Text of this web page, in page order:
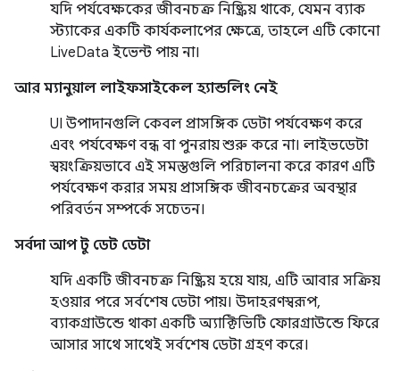
যদি পর্যবেক্ষকের জীবনচক্র নিষ্ক্রিয় থাকে, যেমন ব্যাক
স্ট্যাকের একটি কার্যকলাপের ক্ষেত্রে, তাহলে এটি কোনো
LiveData ইভেন্ট পায় না।
আর ম্যানুয়াল লাইফসাইকেল হ্যান্ডলিং নেই
UI উপাদানগুলি কেবল প্রাসঙ্গিক ডেটা পর্যবেক্ষণ করে
এবং পর্যবেক্ষণ বন্ধ বা পুনরায় শুরু করে না। লাইভডেটা
স্বয়ংক্রিয়ভাবে এই সমস্তগুলি পরিচালনা করে কারণ এটি
পর্যবেক্ষণ করার সময় প্রাসঙ্গিক জীবনচক্রের অবস্থার
পরিবর্তন সম্পর্কে সচেতন।
সর্বদা আপ টু ডেট ডেটা
যদি একটি জীবনচক্র নিষ্ক্রিয় হয়ে যায়, এটি আবার সক্রিয়
হওয়ার পরে সর্বশেষ ডেটা পায়। উদাহরণস্বরূপ,
ব্যাকগ্রাউন্ডে থাকা একটি অ্যাক্টিভিটি ফোরগ্রাউন্ডে ফিরে
আসার সাথে সাথেই সর্বশেষ ডেটা গ্রহণ করে।